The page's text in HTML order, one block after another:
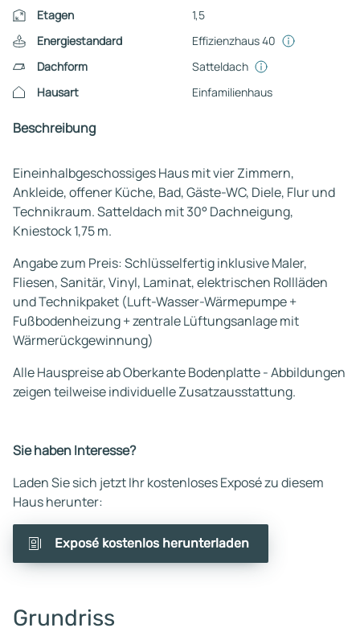
Etagen
1,5
Energiestandard
Effizienzhaus 40
Dachform
Satteldach
Hausart
Einfamilienhaus
Beschreibung
Eineinhalbgeschossiges Haus mit vier Zimmern,
Ankleide, offener Küche, Bad, Gäste-WC, Diele, Flur und
Technikraum. Satteldach mit 30° Dachneigung,
Kniestock 1,75 m.
Angabe zum Preis: Schlüsselfertig inklusive Maler,
Fliesen, Sanitär, Vinyl, Laminat, elektrischen Rollläden
und Technikpaket (Luft-Wasser-Wärmepumpe +
Fußbodenheizung + zentrale Lüftungsanlage mit
Wärmerückgewinnung)
Alle Hauspreise ab Oberkante Bodenplatte - Abbildungen
zeigen teilweise individuelle Zusatzausstattung.
Sie haben Interesse?
Laden Sie sich jetzt Ihr kostenloses Exposé zu diesem
Haus herunter:
Exposé kostenlos herunterladen
Grundriss